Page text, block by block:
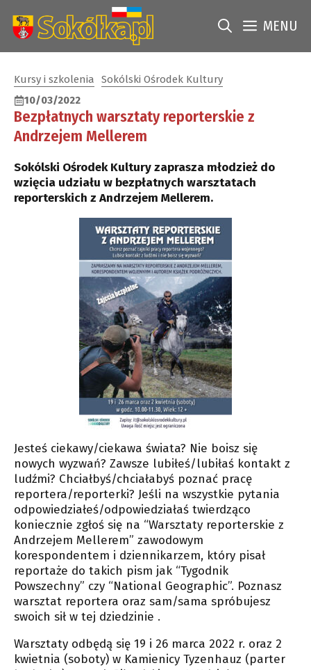
treści
MENU
Kursy i szkolenia
Sokólski Ośrodek Kultury
10/03/2022
Bezpłatnych warsztaty reporterskie z
Andrzejem Mellerem
Sokólski Ośrodek Kultury zaprasza młodzież do
wzięcia udziału w bezpłatnych warsztatach
reporterskich z Andrzejem Mellerem.
Jesteś ciekawy/ciekawa świata? Nie boisz się
nowych wyzwań? Zawsze lubiłeś/lubiłaś kontakt z
ludźmi? Chciałbyś/chciałabyś poznać pracę
reportera/reporterki? Jeśli na wszystkie pytania
odpowiedziałeś/odpowiedziałaś twierdząco
koniecznie zgłoś się na “Warsztaty reporterskie z
Andrzejem Mellerem” zawodowym
korespondentem i dziennikarzem, który pisał
reportaże do takich pism jak “Tygodnik
Powszechny” czy “National Geographic”. Poznasz
warsztat reportera oraz sam/sama spróbujesz
swoich sił w tej dziedzinie .
Warsztaty odbędą się 19 i 26 marca 2022 r. oraz 2
kwietnia (soboty) w Kamienicy Tyzenhauz (parter